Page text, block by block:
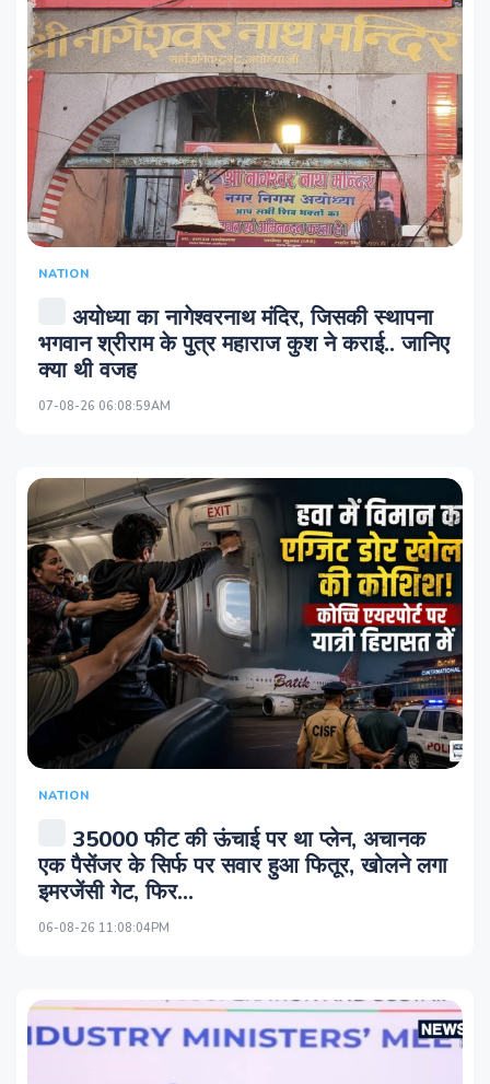
NATION
अयोध्या का नागेश्वरनाथ मंदिर, जिसकी स्थापना
भगवान श्रीराम के पुत्र महाराज कुश ने कराई.. जानिए
क्या थी वजह
07-08-26 06:08:59AM
NATION
35000 फीट की ऊंचाई पर था प्‍लेन, अचानक
एक पैसेंजर के सिर्फ पर सवार हुआ फितूर, खोलने लगा
इमरजेंसी गेट, फिर...
06-08-26 11:08:04PM